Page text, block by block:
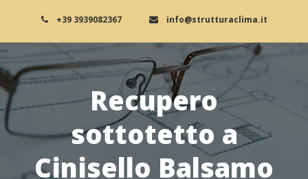
+39 3939082367 info@strutturaclima.it
Recupero
sottotetto a
Cinisello Balsamo